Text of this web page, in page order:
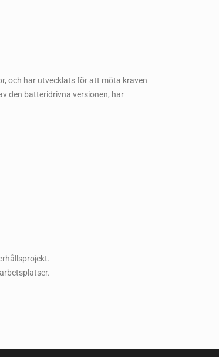
och har utvecklats för att möta kraven
den batteridrivna versionen, har